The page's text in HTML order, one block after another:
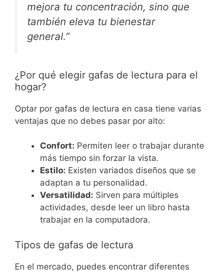
mejora tu concentración, sino que
también eleva tu bienestar
general.”
¿Por qué elegir gafas de lectura para el
hogar?
Optar por gafas de lectura en casa tiene varias
ventajas que no debes pasar por alto:
Confort: Permiten leer o trabajar durante
más tiempo sin forzar la vista.
Estilo: Existen variados diseños que se
adaptan a tu personalidad.
Versatilidad: Sirven para múltiples
actividades, desde leer un libro hasta
trabajar en la computadora.
Tipos de gafas de lectura
En el mercado, puedes encontrar diferentes